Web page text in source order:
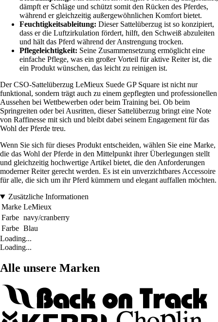
dämpft er Schläge und schützt somit den Rücken des Pferdes,
während er gleichzeitig außergewöhnlichen Komfort bietet.
Feuchtigkeitsableitung: Dieser Sattelüberzug ist so konzipiert,
dass er die Luftzirkulation fördert, hilft, den Schweiß abzuleiten
und hält das Pferd während der Anstrengung trocken.
Pflegeleichtigkeit: Seine Zusammensetzung ermöglicht eine
einfache Pflege, was ein großer Vorteil für aktive Reiter ist, die
ein Produkt wünschen, das leicht zu reinigen ist.
Der CSO-Sattelüberzug LeMieux Suede GP Square ist nicht nur
funktional, sondern trägt auch zu einem gepflegten und professionellen
Aussehen bei Wettbewerben oder beim Training bei. Ob beim
Springreiten oder bei Ausritten, dieser Sattelüberzug bringt eine Note
von Raffinesse mit sich und bleibt dabei seinem Engagement für das
Wohl der Pferde treu.
Wenn Sie sich für dieses Produkt entscheiden, wählen Sie eine Marke,
die das Wohl der Pferde in den Mittelpunkt ihrer Überlegungen stellt
und gleichzeitig hochwertige Artikel bietet, die den Anforderungen
moderner Reiter gerecht werden. Es ist ein unverzichtbares Accessoire
für alle, die sich um ihr Pferd kümmern und elegant auffallen möchten.
Zusätzliche Informationen
Marke LeMieux
Farbe navy/cranberry
Farbe Blau
Loading...
Loading...
Alle unsere Marken